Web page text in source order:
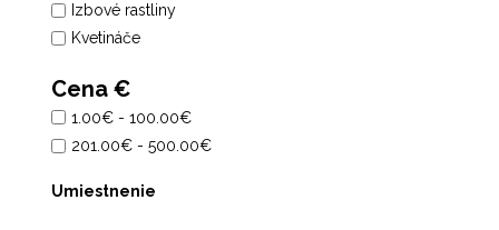
Izbové rastliny
Kvetináče
Cena €
1.00€ - 100.00€
201.00€ - 500.00€
Umiestnenie